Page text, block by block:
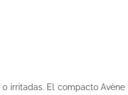
irritadas. El compacto Avène